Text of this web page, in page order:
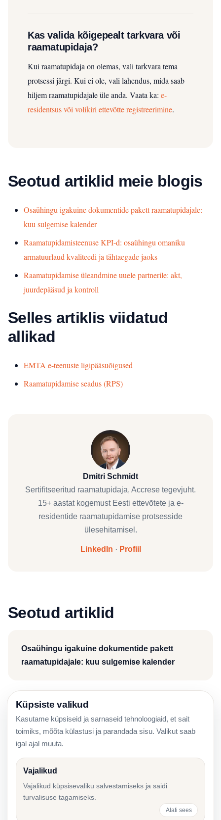
Kas valida kõigepealt tarkvara või
raamatupidaja?
Kui raamatupidaja on olemas, vali tarkvara tema
protsessi järgi. Kui ei ole, vali lahendus, mida saab
hiljem raamatupidajale üle anda. Vaata ka: e-
residentsus või volikiri ettevõtte registreerimine.
Seotud artiklid meie blogis
Osaühingu igakuine dokumentide pakett raamatupidajale:
kuu sulgemise kalender
Raamatupidamisteenuse KPI-d: osaühingu omaniku
armatuurlaud kvaliteedi ja tähtaegade jaoks
Raamatupidamise üleandmine uuele partnerile: akt,
juurdepääsud ja kontroll
Selles artiklis viidatud
allikad
EMTA e-teenuste ligipääsuõigused
Raamatupidamise seadus (RPS)
Dmitri Schmidt
Sertifitseeritud raamatupidaja, Accrese tegevjuht.
15+ aastat kogemust Eesti ettevõtete ja e-
residentide raamatupidamise protsesside
ülesehitamisel.
LinkedIn · Profiil
Seotud artiklid
Osaühingu igakuine dokumentide pakett
raamatupidajale: kuu sulgemise kalender
Raamatupidamisteenuse KPI-d: osaühingu
omaniku armatuurlaud kvaliteedi ja tähtaegade
jaoks
Raamatupidamise üleandmine uuele partnerile:
akt, juurdepääsud ja kontroll
Küpsiste valikud
Kasutame küpsiseid ja sarnaseid tehnoloogiaid, et sait
toimiks, mõõta külastusi ja parandada sisu. Valikut saab
igal ajal muuta.
Vajalikud
Vajalikud küpsisevaliku salvestamiseks ja saidi
turvalisuse tagamiseks.
Alati sees